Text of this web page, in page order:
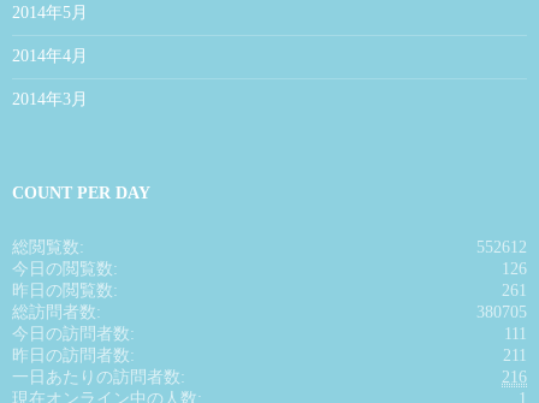
2014年5月
2014年4月
2014年3月
COUNT PER DAY
552612
総閲覧数:
126
今日の閲覧数:
261
昨日の閲覧数:
380705
総訪問者数:
111
今日の訪問者数:
211
昨日の訪問者数:
216
一日あたりの訪問者数:
1
現在オンライン中の人数: